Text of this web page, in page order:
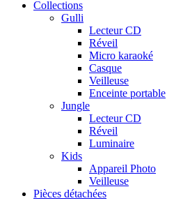
Collections
Gulli
Lecteur CD
Réveil
Micro karaoké
Casque
Veilleuse
Enceinte portable
Jungle
Lecteur CD
Réveil
Luminaire
Kids
Appareil Photo
Veilleuse
Pièces détachées